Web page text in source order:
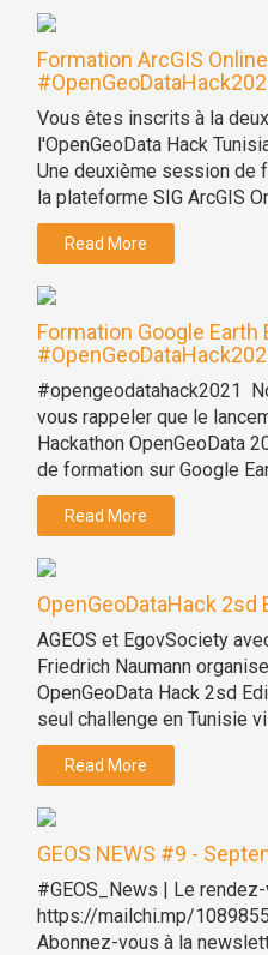
Formation ArcGIS Online
Vous êtes inscrits à la
l'OpenGeoData Hack
Une deuxième session de
la plateforme SIG ArcGIS
Read More
Formation Google Earth
#opengeodatahack2021
vous rappeler que le
Hackathon OpenGeoData
de formation sur Google
Read More
OpenGeoDataHack 2sd
AGEOS et EgovSociety
Friedrich Naumann
OpenGeoData Hack 2sd
seul challenge en Tunisie
Read More
GEOS NEWS #9 -
#GEOS_News | Le
https://mailchi.mp/
Abonnez-vous à la